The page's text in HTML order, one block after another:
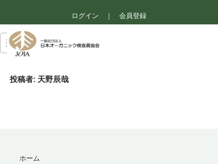
ログイン ｜ 会員登録
投稿者: 天野辰哉
ホーム